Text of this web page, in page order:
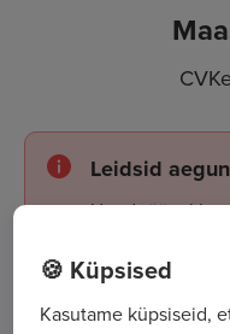
Leidsid
Uued
🍪 Küpsised
Kasutame küpsiseid,